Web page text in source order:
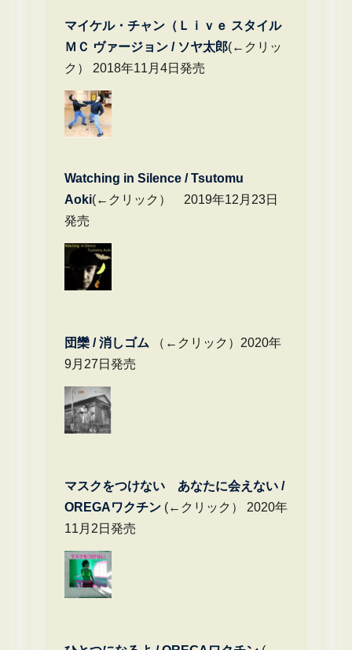
マイケル・チャン（Ｌｉｖｅ スタイル
ＭＣ ヴァージョン / ソヤ太郎(←クリッ
ク） 2018年11月4日発売
Watching in Silence / Tsutomu
Aoki(←クリック） 2019年12月23日
発売
団欒 / 消しゴム （←クリック）2020年
9月27日発売
マスクをつけない あなたに会えない /
OREGAワクチン(←クリック） 2020年
11月2日発売